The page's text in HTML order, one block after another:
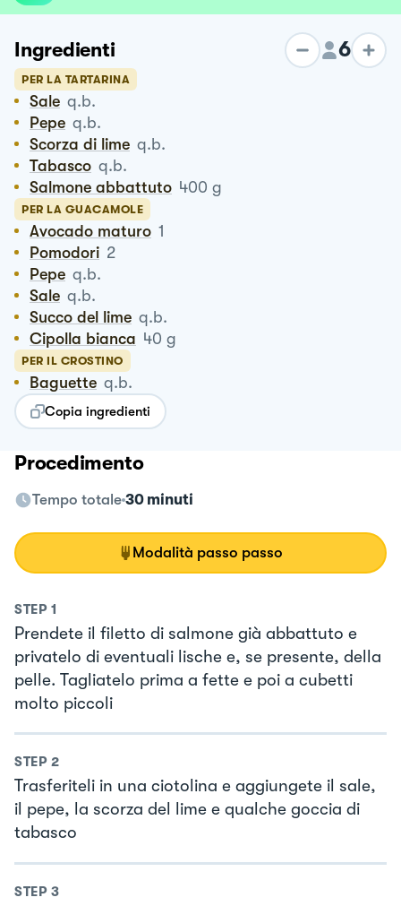
Ingredienti 6
PER LA TARTARINA
Sale q.b.
Pepe q.b.
Scorza di lime q.b.
Tabasco q.b.
Salmone abbattuto 400 g
PER LA GUACAMOLE
Avocado maturo 1
Pomodori 2
Pepe q.b.
Sale q.b.
Succo del lime q.b.
Cipolla bianca 40 g
PER IL CROSTINO
Baguette q.b.
Copia ingredienti
Procedimento
Tempo totale 30 minuti
Modalità passo passo
STEP 1
Prendete il filetto di salmone già abbattuto e
privatelo di eventuali lische e, se presente, della
pelle. Tagliatelo prima a fette e poi a cubetti
molto piccoli
STEP 2
Trasferiteli in una ciotolina e aggiungete il sale,
il pepe, la scorza del lime e qualche goccia di
tabasco
STEP 3